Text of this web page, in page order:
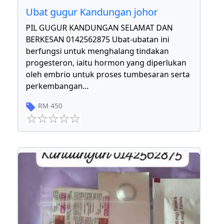
Ubat gugur Kandungan johor
PIL GUGUR KANDUNGAN SELAMAT DAN
BERKESAN 0142562875 Ubat-ubatan ini
berfungsi untuk menghalang tindakan
progesteron, iaitu hormon yang diperlukan
oleh embrio untuk proses tumbesaran serta
perkembangan...
RM 450